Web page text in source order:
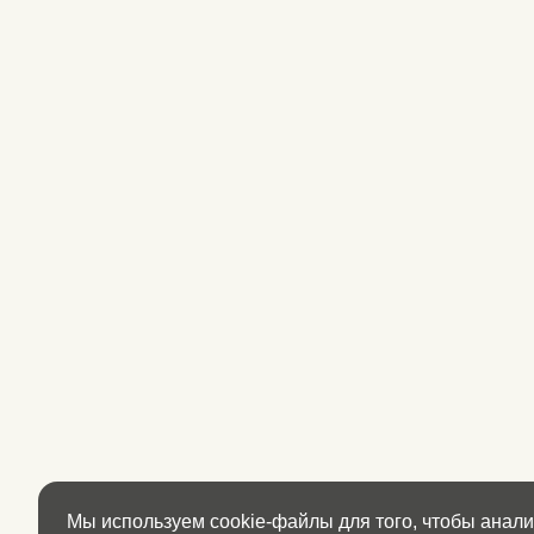
Мы используем cookie-файлы для того, чтобы